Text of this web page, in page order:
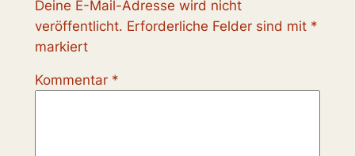
Deine E-Mail-Adresse wird nicht
veröffentlicht. Erforderliche Felder sind mit *
markiert
Kommentar *